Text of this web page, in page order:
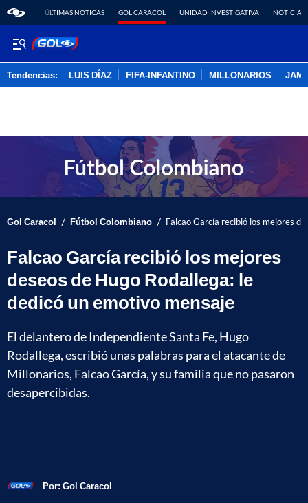
ÚLTIMAS NOTICAS GOL CARACOL UNIDAD INVESTIGATIVA NOTICIAS
Tendencias: LUIS DÍAZ FIFA-INFANTINO MILLONARIOS
Gol Caracol / Fútbol Colombiano / Falcao García recibió los mejores
Falcao García recibió los mejores
deseos de Hugo Rodallega: le
dedicó un emotivo mensaje
El delantero de Independiente Santa Fe, Hugo
Rodallega, escribió unas palabras para el atacante de
Millonarios, Falcao García, y su familia que no pasaron
desapercibidas.
Por: Gol Caracol